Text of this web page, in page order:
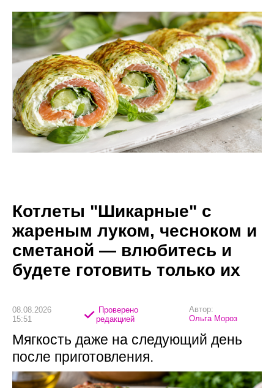
Котлеты "Шикарные" с
жареным луком, чесноком и
сметаной — влюбитесь и
будете готовить только их
08.08.2026
15:51
Проверено
редакцией
Автор:
Ольга Мороз
Мягкость даже на следующий день
после приготовления.